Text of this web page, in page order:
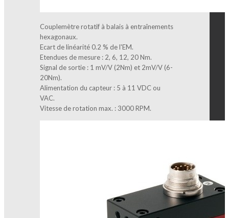
Couplemètre rotatif à balais à entraînements
hexagonaux.
Ecart de linéarité 0.2 % de l'EM.
Etendues de mesure : 2, 6, 12, 20 Nm.
Signal de sortie : 1 mV/V (2Nm) et 2mV/V (6-
20Nm).
Alimentation du capteur : 5 à 11 VDC ou
VAC.
Vitesse de rotation max. : 3000 RPM.